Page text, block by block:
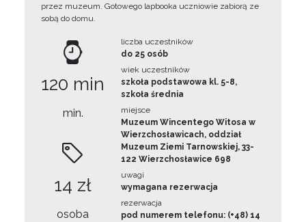
przez muzeum. Gotowego lapbooka uczniowie zabiorą ze
sobą do domu.
120 min
min.
14 zł
osoba
liczba uczestników
do 25 osób
wiek uczestników
szkoła podstawowa kl. 5-8,
szkoła średnia
miejsce
Muzeum Wincentego Witosa w
Wierzchosławicach, oddział
Muzeum Ziemi Tarnowskiej, 33-
122 Wierzchosławice 698
uwagi
wymagana rezerwacja
rezerwacja
pod numerem telefonu: (+48) 14